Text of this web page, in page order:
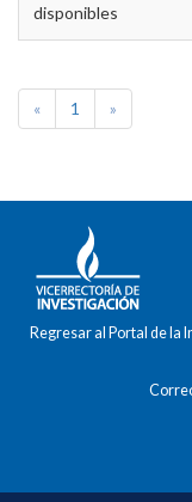
disponibles
« 1 »
Regresar al Portal de la